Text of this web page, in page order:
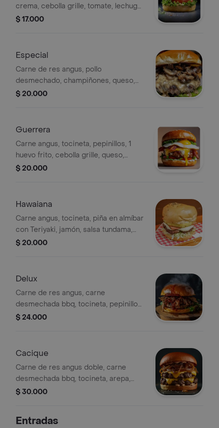
crema, cebolla grille, tomate, lechuga
y cebolla morada.
$ 17.000
Especial
Carne de res angus, pollo
desmechado, champiñones, queso,
cebolla salteada, lechuga, tomate y
$ 20.000
Guerrera
Carne angus, tocineta, pepinillos, 1
huevo frito, cebolla grille, queso,
lechuga y tomate.
$ 20.000
Hawaiana
Carne angus, tocineta, piña en almíbar
con Teriyaki, jamón, salsa tundama,
queso, lechuga y tomate. .
$ 20.000
Delux
Carne de res angus, carne
desmechada bbq, tocineta, pepinillos,
queso, cebolla grille, tomate, lechuga
$ 24.000
Cacique
Carne de res angus doble, carne
desmechada bbq, tocineta, arepa,
pepinillos, queso cheddar, queso
$ 30.000
Entradas